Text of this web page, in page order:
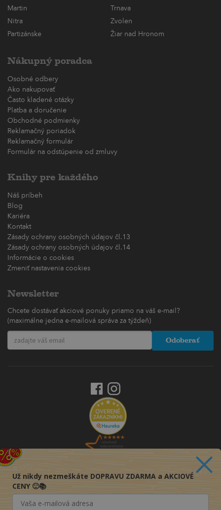
Martin
Trnava
Nitra
Zvolen
Partizánske
Žiar nad Hronom
Nákupný poradca
Osobné odbery
Ako nakupovať
Často kladené otázky
Platba a doručenie
Obchodné podmienky
Reklamačný poriadok
Reklamačný formulár
Formulár na odstúpenie od zmluvy
Knihy pre každého
Náš príbeh
Blog
Kariéra
Kontakt
Zásady ochrany osobných údajov čl.13
Zásady ochrany osobných údajov čl.14
Informácie o cookies
Zmeniť nastavenia cookies
Newsletter
Chcete dostávať akciové ponuky priamo na váš e-mail?
(maximálne jedna e-mailová správa za týždeň)
Odoberať
Už nikdy nezmeškáte DOPRAVU ZDARMA a AKCIOVÉ
CENY 🙂📚